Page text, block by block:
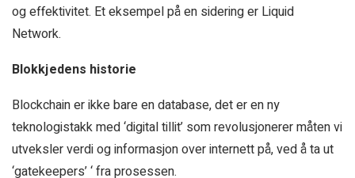
og effektivitet. Et eksempel på en sidering er Liquid
Network.
Blokkjedens historie
Blockchain er ikke bare en database, det er en ny
teknologistakk med ‘digital tillit’ som revolusjonerer måten vi
utveksler verdi og informasjon over internett på, ved å ta ut
‘gatekeepers’ ‘ fra prosessen.